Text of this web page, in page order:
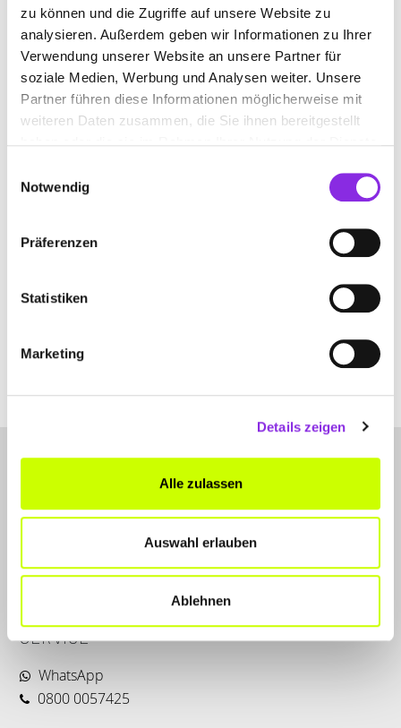
zu können und die Zugriffe auf unsere Website zu
analysieren. Außerdem geben wir Informationen zu Ihrer
Verwendung unserer Website an unsere Partner für
soziale Medien, Werbung und Analysen weiter. Unsere
Partner führen diese Informationen möglicherweise mit
weiteren Daten zusammen, die Sie ihnen bereitgestellt
Notwendig
Präferenzen
Statistiken
Marketing
Details zeigen
Alle zulassen
Auswahl erlauben
Ablehnen
Suchen nach
Finden
Nußdorf DE
LET'S CONNECT
SERVICE
WhatsApp
0800 0057425